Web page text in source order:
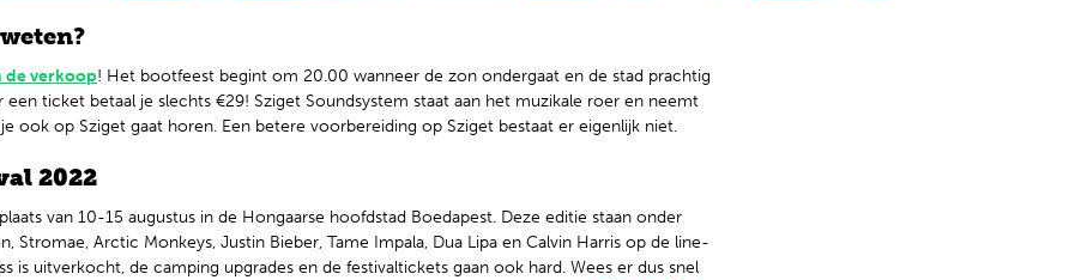
de verkoop! Het bootfeest begint om 20.00 wanneer de zon ondergaat en de stad prachtig
ticket betaal je slechts €29! Sziget Soundsystem staat aan het muzikale roer en neemt
ook op Sziget gaat horen. Een betere voorbereiding op Sziget bestaat er eigenlijk niet.
2022
van 10-15 augustus in de Hongaarse hoofdstad Boedapest. Deze editie staan onder
Stromae, Arctic Monkeys, Justin Bieber, Tame Impala, Dua Lipa en Calvin Harris op de line-
is uitverkocht, de camping upgrades en de festivaltickets gaan ook hard. Wees er dus snel